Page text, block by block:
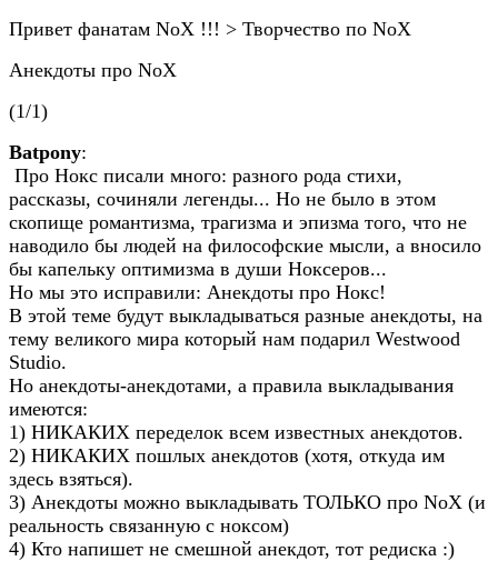
Привет фанатам NoX !!! > Творчество по NoX
Анекдоты про NoX
(1/1)
Batpony:
Про Нокс писали много: разного рода стихи,
рассказы, сочиняли легенды... Но не было в этом
скопище романтизма, трагизма и эпизма того, что не
наводило бы людей на философские мысли, а вносило
бы капельку оптимизма в души Ноксеров...
Но мы это исправили: Анекдоты про Нокс!
В этой теме будут выкладываться разные анекдоты, на
тему великого мира который нам подарил Westwood
Studio.
Но анекдоты-анекдотами, а правила выкладывания
имеются:
1) НИКАКИХ переделок всем известных анекдотов.
2) НИКАКИХ пошлых анекдотов (хотя, откуда им
здесь взяться).
3) Анекдоты можно выкладывать ТОЛЬКО про NoX (и
реальность связанную с ноксом)
4) Кто напишет не смешной анекдот, тот редиска :)